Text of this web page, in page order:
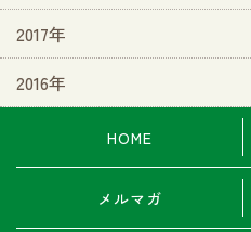
2017年
2016年
HOME
メルマガ